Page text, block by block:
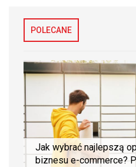
POLECANE
Jak wybrać najlepszą
biznesu e-commerce?